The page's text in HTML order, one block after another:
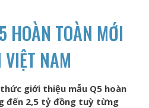
HOÀN TOÀN MỚI
NAM
giới thiệu mẫu Q5 hoàn
đến 2,5 tỷ đồng tuỳ từng